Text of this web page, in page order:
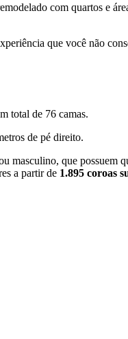
com quartos e
que você não
total de 76 camas.
de pé direito.
masculino, que possuem
a partir de 1.895 coroas